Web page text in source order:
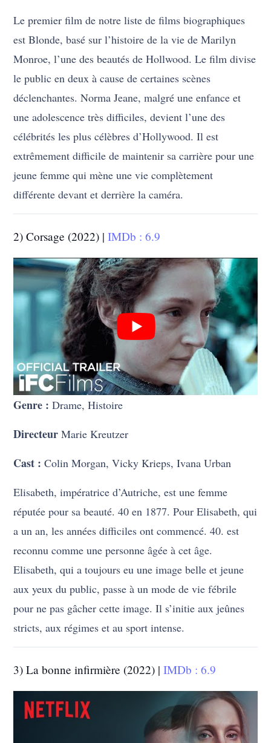
Le premier film de notre liste de films biographiques
est Blonde, basé sur l’histoire de la vie de Marilyn
Monroe, l’une des beautés de Hollwood. Le film divise
le public en deux à cause de certaines scènes
déclenchantes. Norma Jeane, malgré une enfance et
une adolescence très difficiles, devient l’une des
célébrités les plus célèbres d’Hollywood. Il est
extrêmement difficile de maintenir sa carrière pour une
jeune femme qui mène une vie complètement
différente devant et derrière la caméra.
2) Corsage (2022) |IMDb : 6.9
Genre : Drame, Histoire
DirecteurMarie Kreutzer
Cast :Colin Morgan, Vicky Krieps, Ivana Urban
Elisabeth, impératrice d’Autriche, est une femme
réputée pour sa beauté. 40 en 1877. Pour Elisabeth, qui
a un an, les années difficiles ont commencé. 40. est
reconnu comme une personne âgée à cet âge.
Elisabeth, qui a toujours eu une image belle et jeune
aux yeux du public, passe à un mode de vie fébrile
pour ne pas gâcher cette image. Il s’initie aux jeûnes
stricts, aux régimes et au sport intense.
3) La bonne infirmière (2022) |IMDb : 6.9